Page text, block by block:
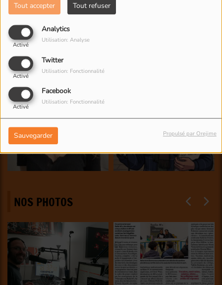
Tout accepter Tout refuser
Analytics
Activé
Utilisation: Analyse
Twitter
Activé
Utilisation: Fonctionnalité
Facebook
Activé
Utilisation: Fonctionnalité
Sauvegarder Propulsé par Orejime
NOS PHOTOS